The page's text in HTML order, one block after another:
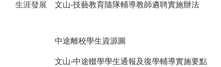
生涯發展 文山-技藝教育隨隊輔導教師遴聘實施辦法
中途離校學生資源圖
文山-中途輟學學生通報及復學輔導實施要點